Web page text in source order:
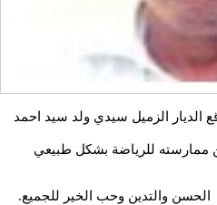
الديار الزميل سيدي ولد سيد احمد
للرياضة بشكل طبيعي
والتدين وحب الخير للجميع.